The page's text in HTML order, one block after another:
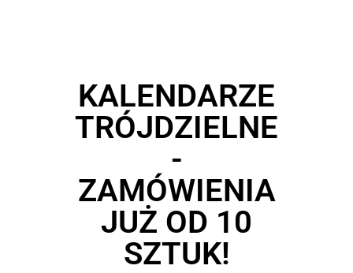
KALENDARZE
TRÓJDZIELNE
-
ZAMÓWIENIA
JUŻ OD 10
SZTUK!